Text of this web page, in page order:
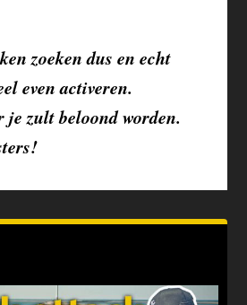
zoeken dus en echt
even activeren.
je zult beloond worden.